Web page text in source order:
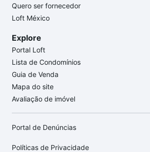
Quero ser fornecedor
Loft México
Explore
Portal Loft
Lista de Condomínios
Guia de Venda
Mapa do site
Avaliação de imóvel
Portal de Denúncias
Políticas de Privacidade